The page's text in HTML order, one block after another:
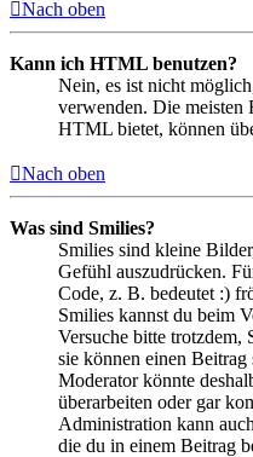
Nach oben
Kann ich HTML benutzen?
Nein, es ist nicht
verwenden. Die meisten
HTML bietet, können
Nach oben
Was sind Smilies?
Smilies sind kleine
Gefühl auszudrücken.
Code, z. B. bedeutet :)
Smilies kannst du beim
Versuche bitte trotzdem,
sie können einen Beitrag
Moderator könnte
überarbeiten oder gar
Administration kann
die du in einem Beitrag